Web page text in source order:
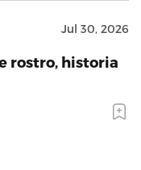
Jul 30, 2026
rostro, historia